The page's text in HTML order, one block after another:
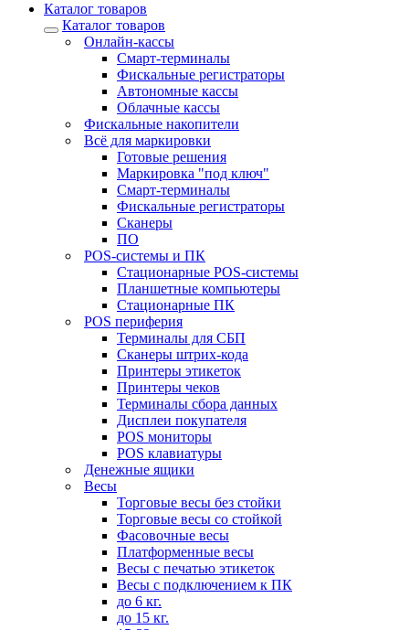
Каталог товаров
Каталог товаров
Онлайн-кассы
Смарт-терминалы
Фискальные регистраторы
Автономные кассы
Облачные кассы
Фискальные накопители
Всё для маркировки
Готовые решения
Маркировка "под ключ"
Смарт-терминалы
Фискальные регистраторы
Сканеры
ПО
POS-системы и ПК
Стационарные POS-системы
Планшетные компьютеры
Стационарные ПК
POS периферия
Терминалы для СБП
Сканеры штрих-кода
Принтеры этикеток
Принтеры чеков
Терминалы сбора данных
Дисплеи покупателя
POS мониторы
POS клавиатуры
Денежные ящики
Весы
Торговые весы без стойки
Торговые весы со стойкой
Фасовочные весы
Платформенные весы
Весы с печатью этикеток
Весы с подключением к ПК
до 6 кг.
до 15 кг.